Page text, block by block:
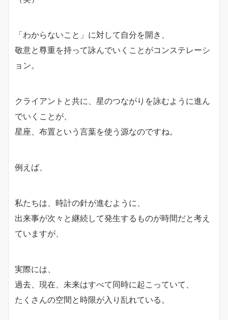
「わからないこと」に対して自分を開き、
敬意と尊重を持って詠んでいくことがコンステレーシ
ョン。
クライアントと共に、星のつながりを詠むように進ん
でいくことが、
星座、布置という言葉を使う源なのですね。
例えば、
私たちは、時計の針が進むように、
出来事が次々と継続して発生するものが時間だと考え
ていますが、
実際には、
過去、現在、未来はすべて同時に起こっていて、
たくさんの空間と時限が入り乱れている。